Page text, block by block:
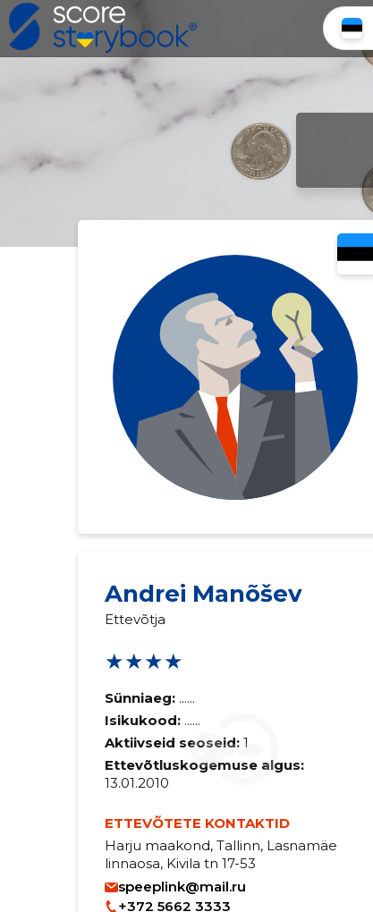
Andrei Manõšev
Ettevõtja
★★★★
Sünniaeg: ......
Isikukood: ......
Aktiivseid seoseid: 1
Ettevõtluskogemuse algus:
13.01.2010
ETTEVÕTETE KONTAKTID
Harju maakond, Tallinn, Lasnamäe
linnaosa, Kivila tn 17-53
speeplink@mail.ru
+372 5662 3333